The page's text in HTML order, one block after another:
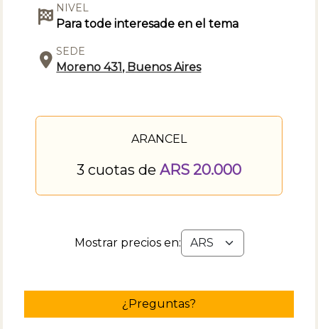
NIVEL
Para tode interesade en el tema
SEDE
Moreno 431, Buenos Aires
ARANCEL
3 cuotas de ARS 20.000
Mostrar precios en:
¿Preguntas?